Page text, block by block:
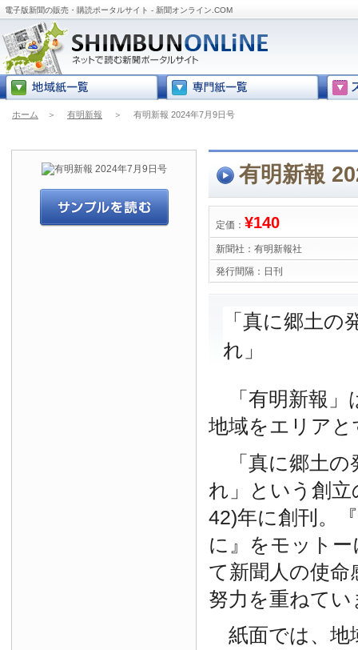
電子版新聞の販売・購読ポータルサイト - 新聞オンライン.COM
ホーム ＞ 有明新報 ＞ 有明新報 2024年7月9日号
有明新報
定価： ¥140
新聞社： 有明新報社
発行間隔： 日刊
「真に郷土の
れ」
「有明新報」
地域をエリア
「真に郷土の
れ」という創
42)年に創刊。
に』をモット
て新聞人の使命
努力を重ねてい
紙面では、地